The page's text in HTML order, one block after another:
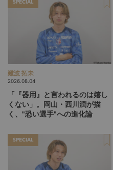
SPECIAL
難波 拓未
2026.08.04
「『器用』と言われるのは嬉し
くない」。岡山・西川潤が描
く、"恐い選手"への進化論
SPECIAL